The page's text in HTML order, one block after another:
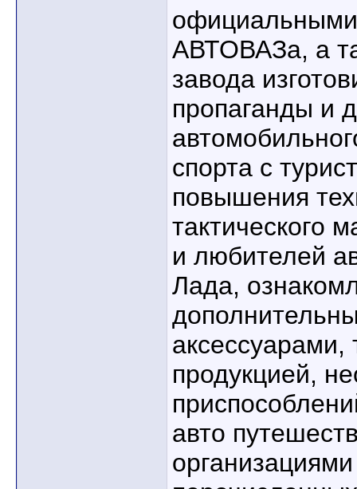
АВТОВАЗа, а
завода
пропаганды и
спорта с
повышения
тактического
и любителей
Лада,
аксессуарами,
продукцией,
авто